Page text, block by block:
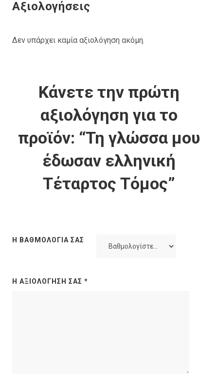
Αξιολογήσεις
Δεν υπάρχει καμία αξιολόγηση ακόμη.
Κάνετε την πρώτη
αξιολόγηση για το
προϊόν: “Τη γλώσσα μου
έδωσαν ελληνική
Τέταρτος Τόμος”
Η ΒΑΘΜΟΛΟΓΊΑ ΣΑΣ
Η ΑΞΙΟΛΌΓΗΣΉ ΣΑΣ *